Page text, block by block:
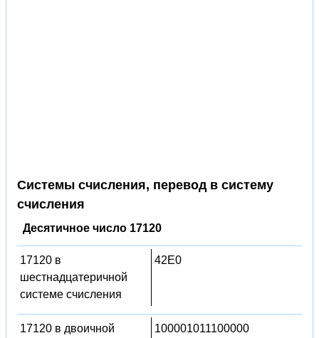
Системы счисления, перевод в систему
счисления
Десятичное число 17120
17120 в
шестнадцатеричной
системе счисления
42E0
17120 в двоичной
100001011100000